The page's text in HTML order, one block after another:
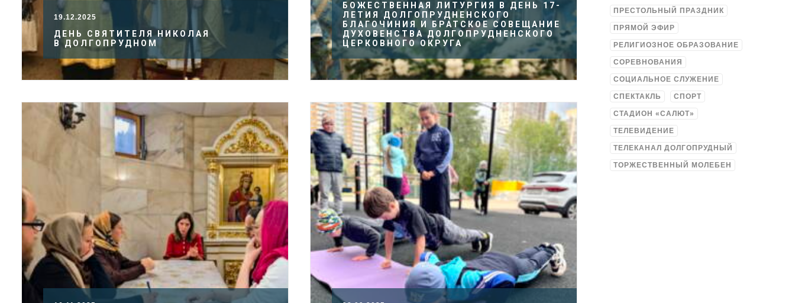
19.12.2025
ДЕНЬ СВЯТИТЕЛЯ НИКОЛАЯ
В ДОЛГОПРУДНОМ
БОЖЕСТВЕННАЯ ЛИТУРГИЯ В ДЕНЬ 17-
ЛЕТИЯ ДОЛГОПРУДНЕНСКОГО
БЛАГОЧИНИЯ И БРАТСКОЕ СОВЕЩАНИЕ
ДУХОВЕНСТВА ДОЛГОПРУДНЕНСКОГО
ЦЕРКОВНОГО ОКРУГА
ПРЕСТОЛЬНЫЙ ПРАЗДНИК
ПРЯМОЙ ЭФИР
РЕЛИГИОЗНОЕ ОБРАЗОВАНИЕ
СОРЕВНОВАНИЯ
СОЦИАЛЬНОЕ СЛУЖЕНИЕ
СПЕКТАКЛЬ СПОРТ
СТАДИОН «САЛЮТ»
ТЕЛЕВИДЕНИЕ
ТЕЛЕКАНАЛ ДОЛГОПРУДНЫЙ
ТОРЖЕСТВЕННЫЙ МОЛЕБЕН